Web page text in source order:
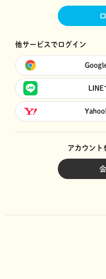
他サービスでログイン
アカウント